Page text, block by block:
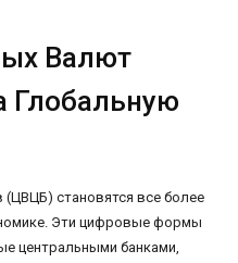
Валют
Глобальную
становятся все более
Эти цифровые формы
центральными банками,